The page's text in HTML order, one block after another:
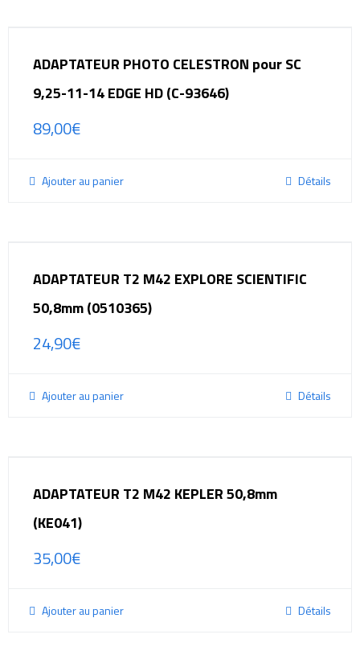
ADAPTATEUR PHOTO CELESTRON pour SC
9,25-11-14 EDGE HD (C-93646)
89,00€
Ajouter au panier Détails
ADAPTATEUR T2 M42 EXPLORE SCIENTIFIC
50,8mm (0510365)
24,90€
Ajouter au panier Détails
ADAPTATEUR T2 M42 KEPLER 50,8mm
(KE041)
35,00€
Ajouter au panier Détails